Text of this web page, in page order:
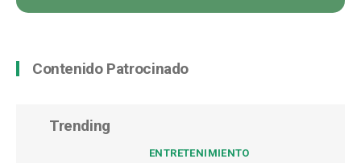
Contenido Patrocinado
Trending
ENTRETENIMIENTO